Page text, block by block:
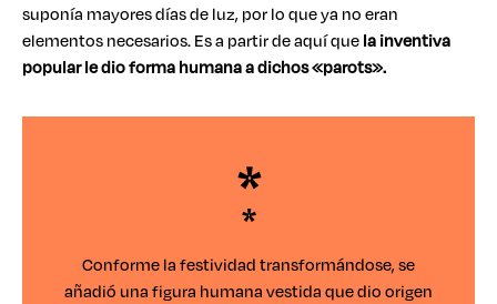
suponía mayores días de luz, por lo que ya no eran
elementos necesarios. Es a partir de aquí quela inventiva
popular le dio forma humana a dichos «parots».
*
Conforme la festividad transformándose, se
añadió una figura humana vestida que dio origen